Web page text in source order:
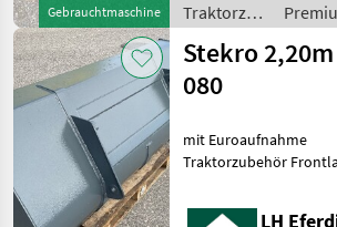
Gebrauchtmaschine
Traktorzubehör
/ Stekro
Stekro
080
mit Euroaufnahme
Traktorzubehör